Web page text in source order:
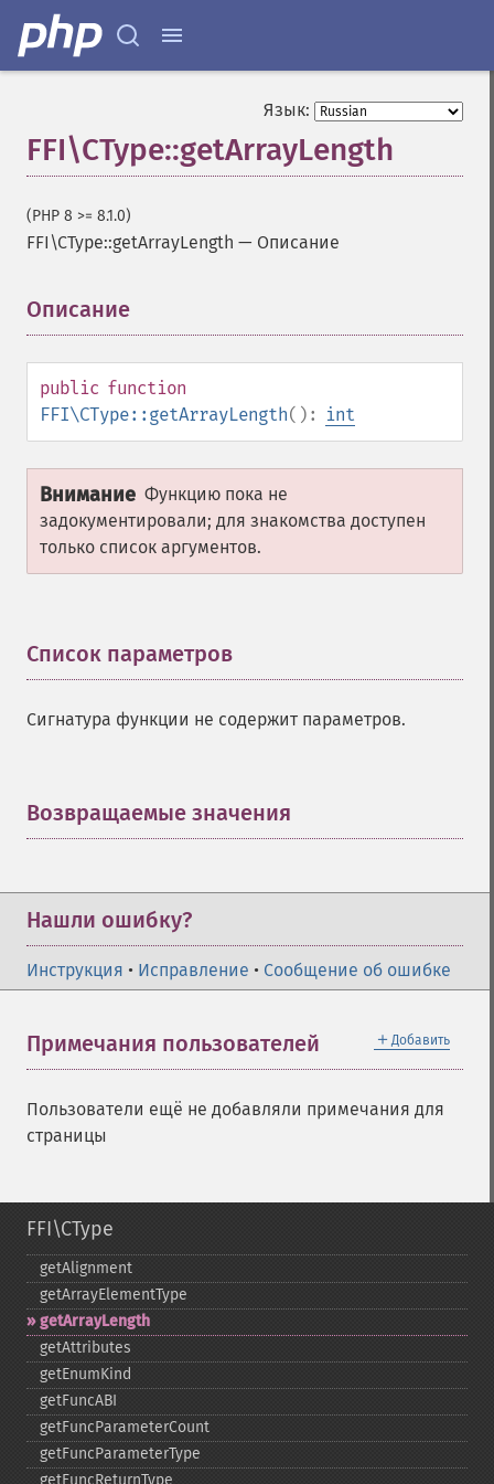
Язык:
FFI\CType::getArrayLength
(PHP 8 >= 8.1.0)
FFI\CType::getArrayLength — Описание
Описание
public function
FFI\CType::getArrayLength(): int
Внимание Функцию пока не
задокументировали; для знакомства доступен
только список аргументов.
Список параметров
Сигнатура функции не содержит параметров.
Возвращаемые значения
Нашли ошибку?
Инструкция • Исправление • Сообщение об ошибке
＋ Добавить
Примечания пользователей
Пользователи ещё не добавляли примечания для
страницы
FFI\CType
getAlignment
getArrayElementType
getArrayLength
getAttributes
getEnumKind
getFuncABI
getFuncParameterCount
getFuncParameterType
getFuncReturnType